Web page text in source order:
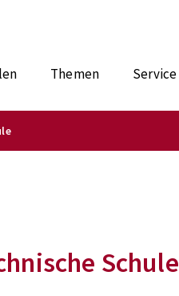
Themen Service
Schule